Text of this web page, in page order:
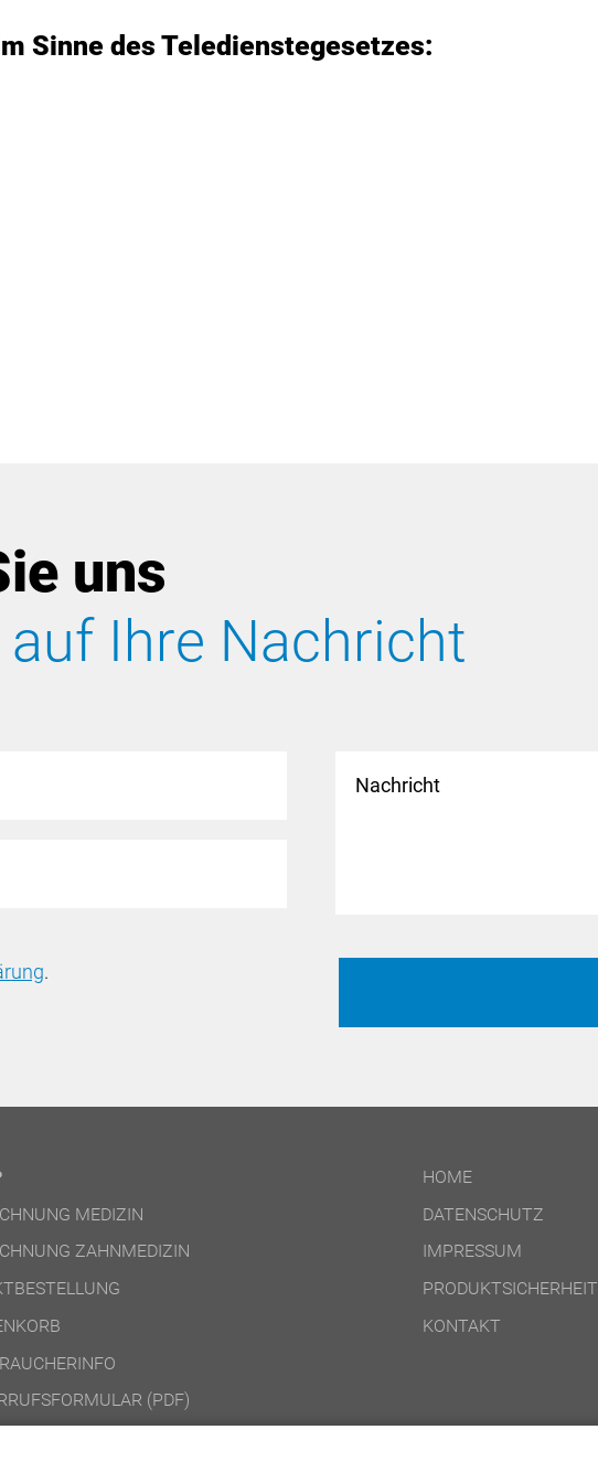
Sinne des Teledienstegesetzes:
uns
Ihre Nachricht
.
MEDIZIN
ZAHNMEDIZIN
(PDF)
HOME
DATENSCHUTZ
IMPRESSUM
PRODUKTSICHERHEIT
KONTAKT